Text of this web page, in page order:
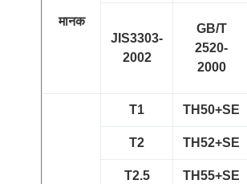
मानक
JIS3303-
2002
GB/T
2520-
2000
T1 TH50+SE
T2 TH52+SE
T2.5 TH55+SE